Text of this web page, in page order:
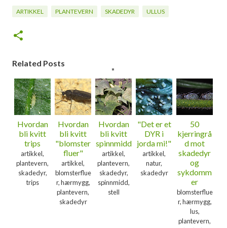
ARTIKKEL PLANTEVERN SKADEDYR ULLUS
Related Posts
Hvordan
bli kvitt
trips
artikkel,
plantevern,
skadedyr,
trips
Hvordan
bli kvitt
"blomster
fluer"
artikkel,
blomsterflue
r, hærmygg,
plantevern,
skadedyr
Hvordan
bli kvitt
spinnmidd
artikkel,
plantevern,
skadedyr,
spinnmidd,
stell
"Det er et
DYR i
jorda mi!"
artikkel,
natur,
skadedyr
50
kjerringrå
d mot
skadedyr
og
sykdomm
er
blomsterflue
r, hærmygg,
lus,
plantevern,